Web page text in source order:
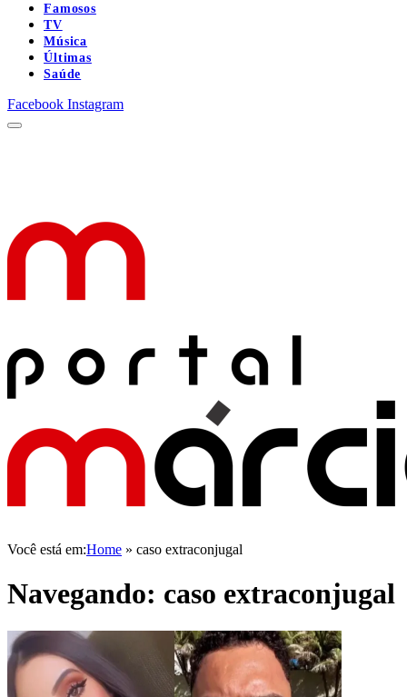
Famosos
TV
Música
Últimas
Saúde
Facebook Instagram
Você está em:Home » caso extraconjugal
Navegando: caso extraconjugal